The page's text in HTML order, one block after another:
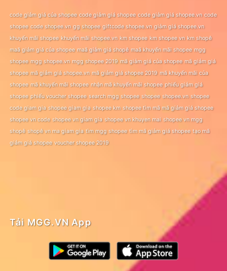
code giảm giá của shopee code giảm giá shopee code giảm giá shopee.vn code
shopee code shopee.vn gg shopee giftcode shopee.vn giảm giá shopee.vn
khuyến mãi shopee khuyến mãi shopee.vn km shopee km shopee vn km shopê
maã giảm giá của shopee maã giảm giá shopê maã khuyến mãi shopee mgg
shopee mgg shopee.vn mgg shopee 2019 mã giảm giá của shopee mã giảm giá
shopee mã giảm giá shopee.vn mã giảm giá shopee 2019 mã khuyến mãi của
shopee mã khuyến mãi shopee nhận mã khuyến mãi shopee phiếu giảm giá
shopee phiếu voucher shopee search mgg shopee shopee shopee.vn shopee
code giam gia shopee giam gia shopee km shopee tìm mã mã giảm giá shopee
shopee vn code shopee vn giam gia shopee vn khuyen mai shopee vn mgg
shopê shopê vn ma giam gia tìm mgg shopee tìm mã giảm giá shopee tạo mã
giảm giá shopee voucher shopee 2019
Tải MGG.VN App